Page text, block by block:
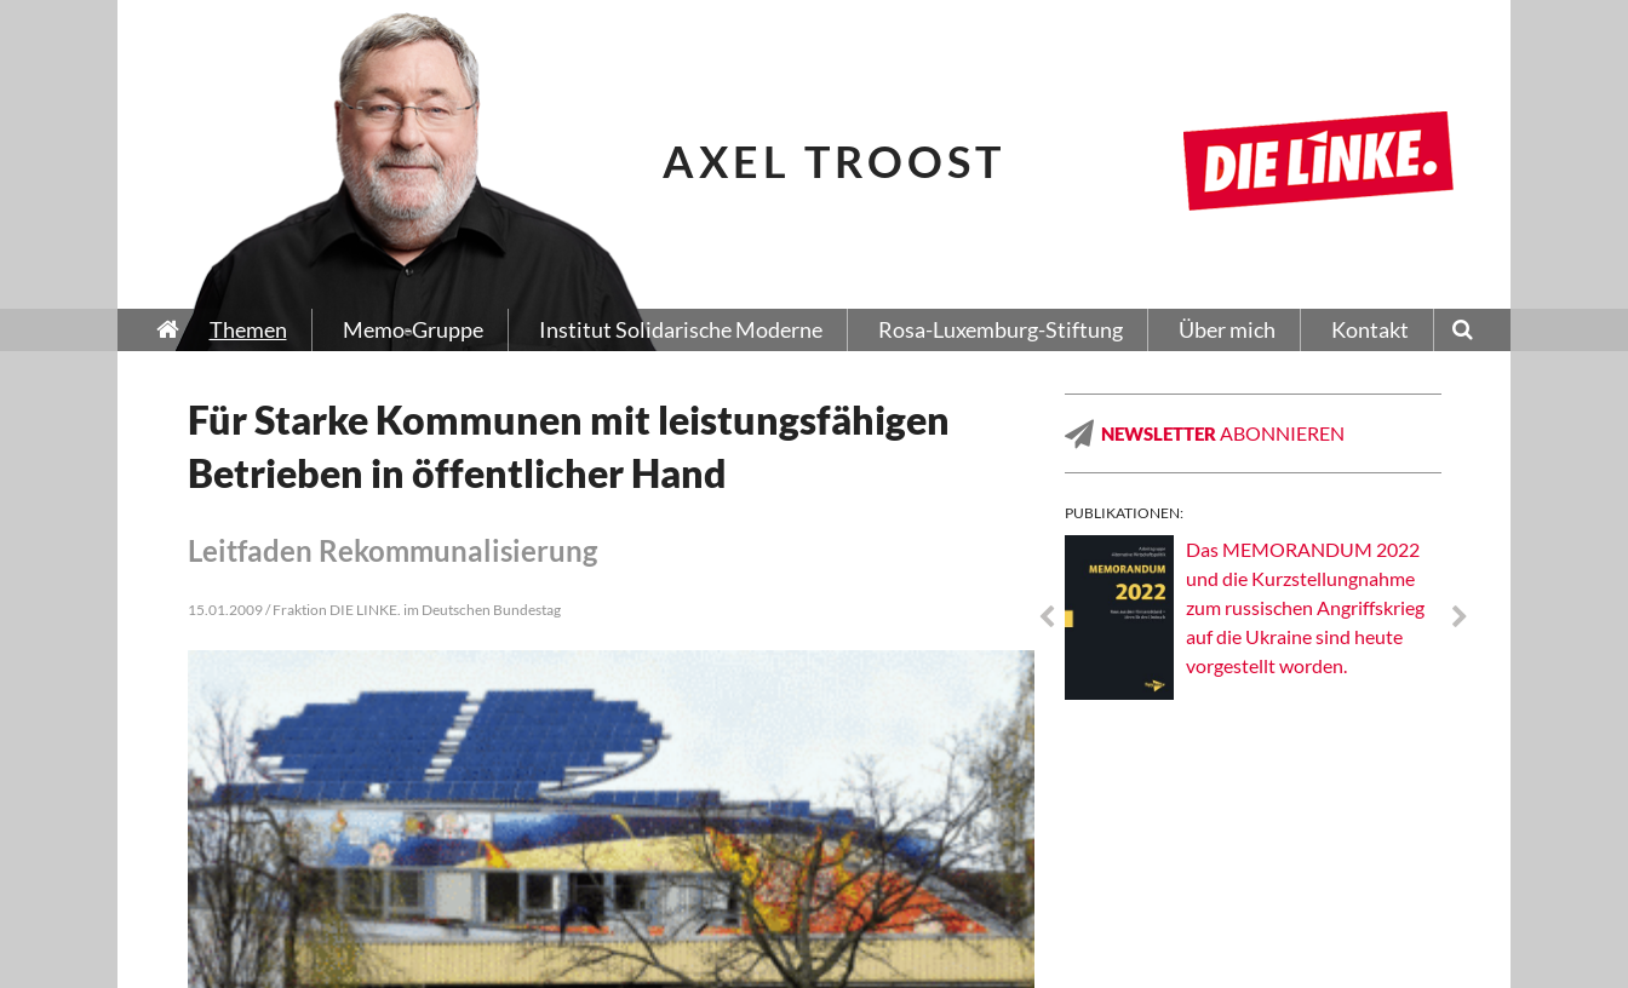
AXEL TROOST
Themen Memo-Gruppe Institut Solidarische Moderne Rosa-Luxemburg-Stiftung Über mich Kontakt
Für Starke Kommunen mit leistungsfähigen
Betrieben in öffentlicher Hand
Leitfaden Rekommunalisierung
15.01.2009 / Fraktion DIE LINKE. im Deutschen Bundestag
NEWSLETTER ABONNIEREN
PUBLIKATIONEN:
Das MEMORANDUM 2022
und die Kurzstellungnahme
zum russischen Angriffskrieg
auf die Ukraine sind heute
vorgestellt worden.